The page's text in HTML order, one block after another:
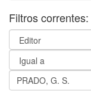
Filtros correntes: